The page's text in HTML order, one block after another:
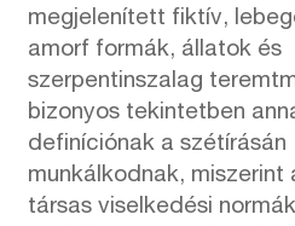
megjelenített fiktív,
amorf formák, állatok és
szerpentinszalag
bizonyos tekintetben
definíciónak a szétírásán
munkálkodnak, miszerint
társas viselkedési